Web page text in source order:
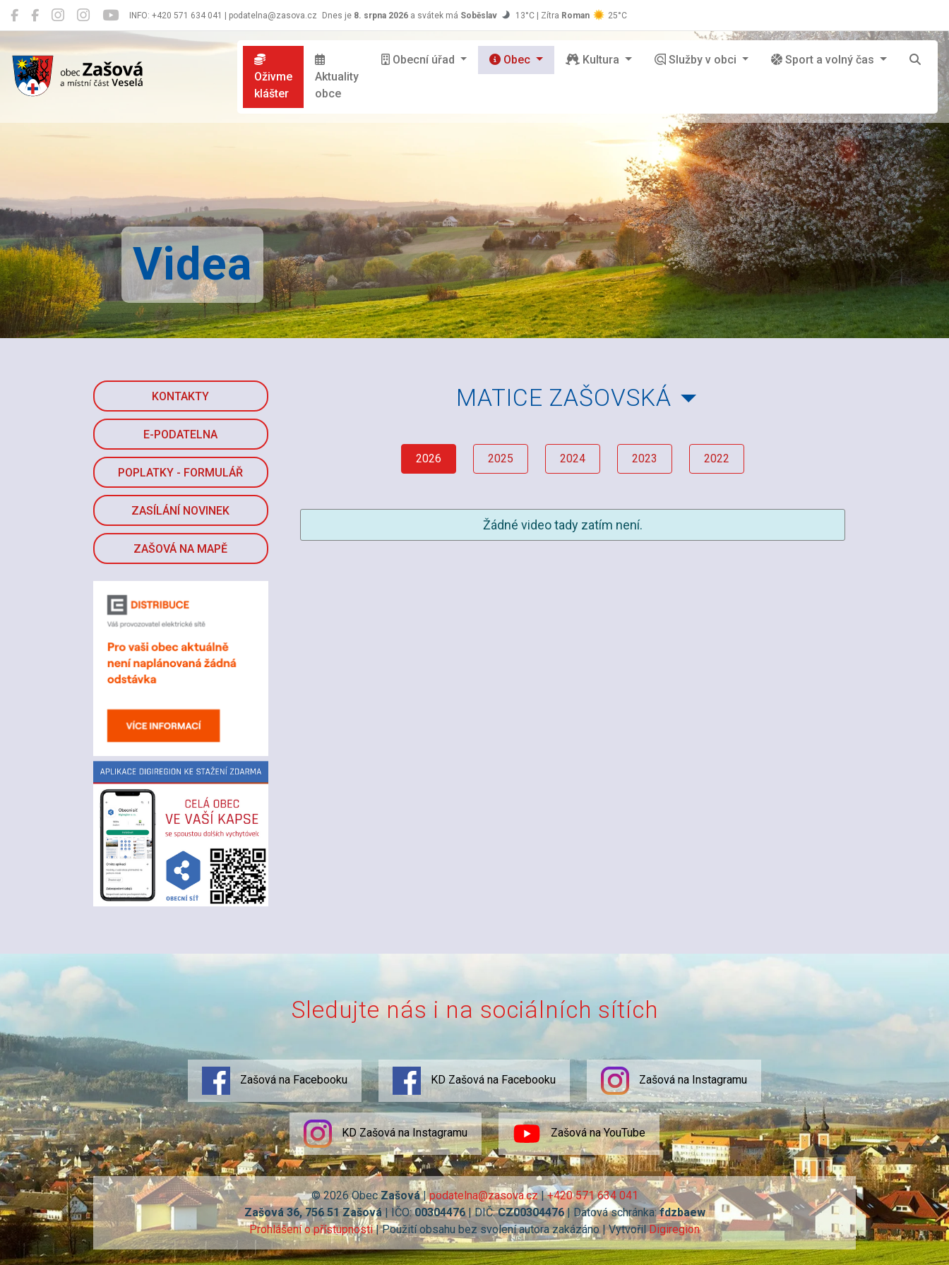
INFO: +420 571 634 041 | podatelna@zasova.cz Dnes je 8. srpna 2026 a svátek má Soběslav 13°C | Zítra Roman 25°C
Zašová
Oživme
klášter
Aktuality
obce
Obecní úřad Obec Kultura Služby v obci Sport a volný čas
Videa
KONTAKTY
E-PODATELNA
POPLATKY - FORMULÁŘ
ZASÍLÁNÍ NOVINEK
ZAŠOVÁ NA MAPĚ
MATICE ZAŠOVSKÁ
2026 2025 2024 2023 2022
Žádné video tady zatím není.
Sledujte nás i na sociálních sítích
Zašová na Facebooku KD Zašová na Facebooku Zašová na Instagramu
KD Zašová na Instagramu Zašová na YouTube
© 2026 ObecZašová|podatelna@zasova.cz|+420 571 634 041
Zašová 36, 756 51 Zašová| IČO:00304476| DIČ:CZ00304476| Datová schránka:fdzbaew
Prohlášení o přístupnosti| Použití obsahu bez svolení autora zakázáno | VytvořilDigiregion